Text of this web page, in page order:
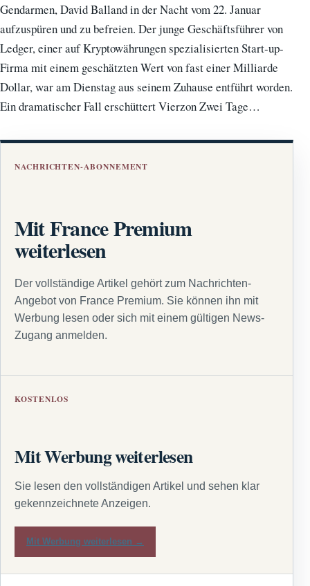
Gendarmen, David Balland in der Nacht vom 22. Januar
aufzuspüren und zu befreien. Der junge Geschäftsführer von
Ledger, einer auf Kryptowährungen spezialisierten Start-up-
Firma mit einem geschätzten Wert von fast einer Milliarde
Dollar, war am Dienstag aus seinem Zuhause entführt worden.
Ein dramatischer Fall erschüttert Vierzon Zwei Tage…
NACHRICHTEN-ABONNEMENT
Mit France Premium
weiterlesen
Der vollständige Artikel gehört zum Nachrichten-
Angebot von France Premium. Sie können ihn mit
Werbung lesen oder sich mit einem gültigen News-
Zugang anmelden.
KOSTENLOS
Mit Werbung weiterlesen
Sie lesen den vollständigen Artikel und sehen klar
gekennzeichnete Anzeigen.
Mit Werbung weiterlesen →